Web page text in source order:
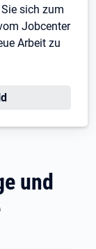
sich zum
Jobcenter
Arbeit zu
und